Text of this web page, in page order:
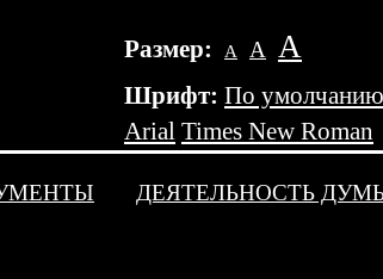
Размер: А А А
Шрифт: По умолчанию
Arial Times New Roman
ДЕЯТЕЛЬНОСТЬ